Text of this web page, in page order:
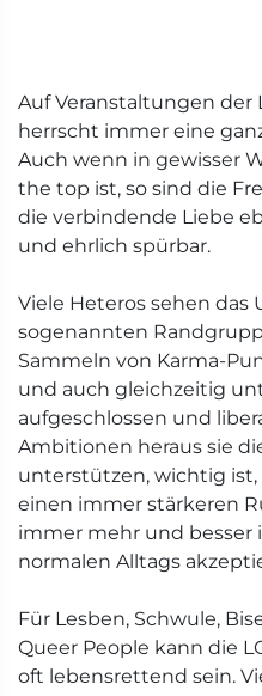
Auf Veranstaltungen der
herrscht immer eine
Auch wenn in gewisser
the top ist, so sind die
die verbindende Liebe
und ehrlich spürbar.
Viele Heteros sehen
sogenannten
Sammeln von Karma-
und auch gleichzeitig
aufgeschlossen und
Ambitionen heraus sie
unterstützen, wichtig ist,
einen immer stärkeren
immer mehr und besser
normalen Alltags
Für Lesben, Schwule,
Queer People kann die
oft lebensrettend sein.